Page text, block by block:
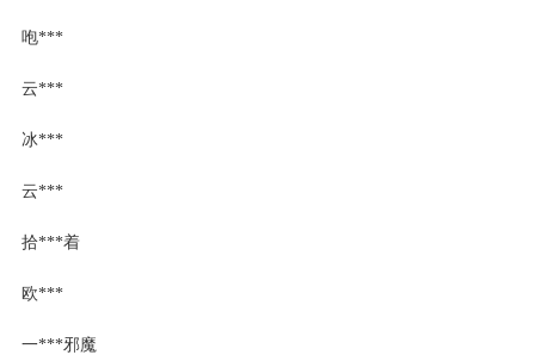
咆***
云***
冰***
云***
拾***着
欧***
一***邪魔